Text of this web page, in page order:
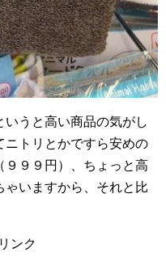
うと高い商品の気がし
ニトリとかですら安めの
９９円）、ちょっと高
いますから、それと比
ンク